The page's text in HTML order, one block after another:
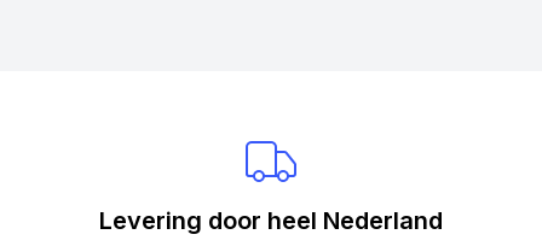
Levering door heel Nederland